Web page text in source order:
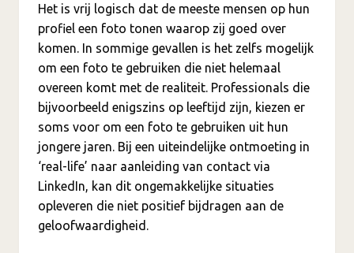
Het is vrij logisch dat de meeste mensen op hun
profiel een foto tonen waarop zij goed over
komen. In sommige gevallen is het zelfs mogelijk
om een foto te gebruiken die niet helemaal
overeen komt met de realiteit. Professionals die
bijvoorbeeld enigszins op leeftijd zijn, kiezen er
soms voor om een foto te gebruiken uit hun
jongere jaren. Bij een uiteindelijke ontmoeting in
‘real-life’ naar aanleiding van contact via
LinkedIn, kan dit ongemakkelijke situaties
opleveren die niet positief bijdragen aan de
geloofwaardigheid.